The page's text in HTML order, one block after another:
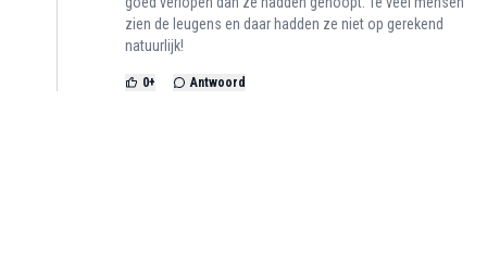
zien de leugens en daar hadden ze niet op gerekend
natuurlijk!
0+ Antwoord